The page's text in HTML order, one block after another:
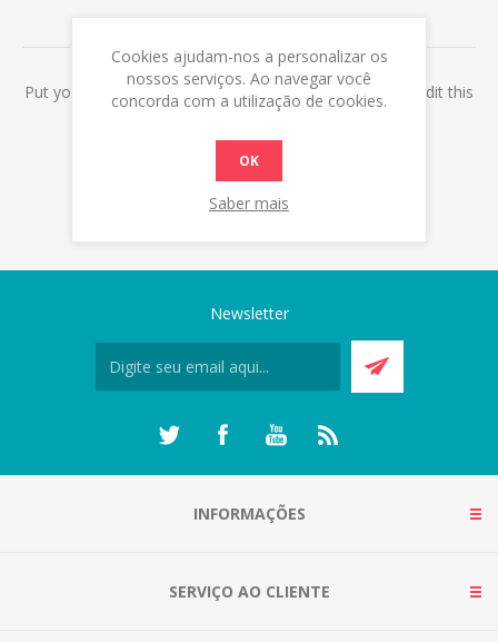
Put your login / registration information here. You can edit this
Newsletter
INFORMAÇÕES
SERVIÇO AO CLIENTE
Cookies ajudam-nos a personalizar os
nossos serviços. Ao navegar você
concorda com a utilização de cookies.
OK
Saber mais